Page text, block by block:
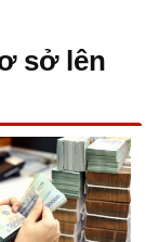
sở lên